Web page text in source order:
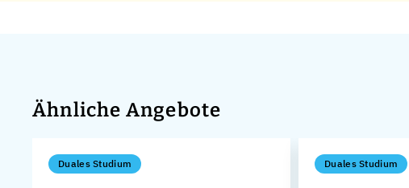
Ähnliche Angebote
Duales Studium Duales Studium